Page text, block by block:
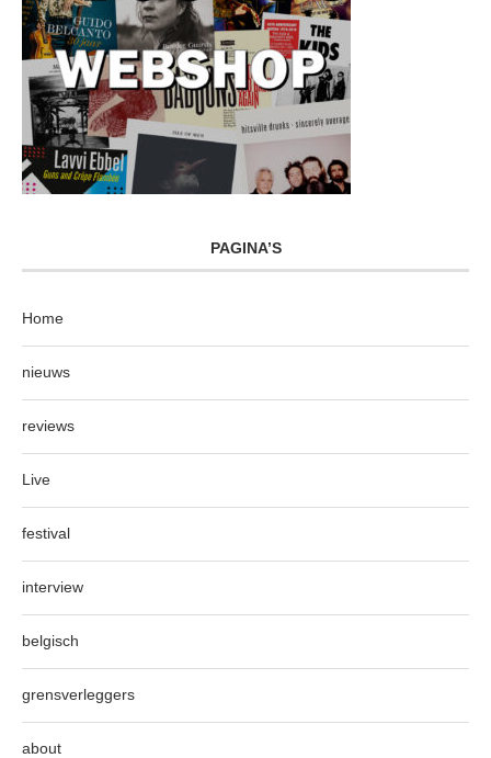
PAGINA’S
Home
nieuws
reviews
Live
festival
interview
belgisch
grensverleggers
about